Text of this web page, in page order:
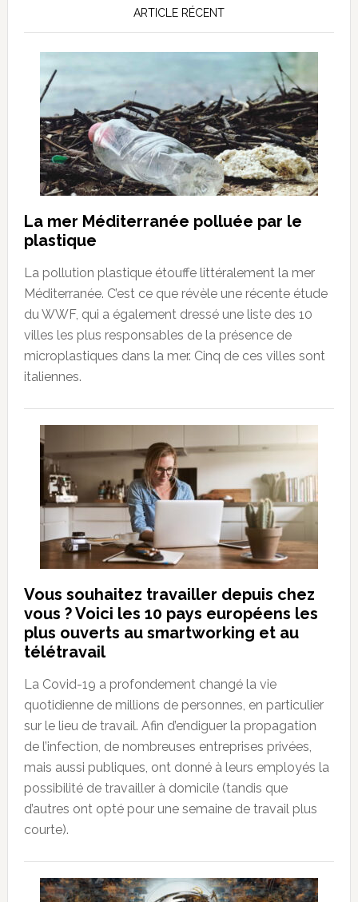
ARTICLE RÉCENT
La mer Méditerranée polluée par le
plastique
La pollution plastique étouffe littéralement la mer
Méditerranée. C’est ce que révèle une récente étude
du WWF, qui a également dressé une liste des 10
villes les plus responsables de la présence de
microplastiques dans la mer. Cinq de ces villes sont
italiennes.
Vous souhaitez travailler depuis chez
vous ? Voici les 10 pays européens les
plus ouverts au smartworking et au
télétravail
La Covid-19 a profondement changé la vie
quotidienne de millions de personnes, en particulier
sur le lieu de travail. Afin d’endiguer la propagation
de l’infection, de nombreuses entreprises privées,
mais aussi publiques, ont donné à leurs employés la
possibilité de travailler à domicile (tandis que
d’autres ont opté pour une semaine de travail plus
courte).